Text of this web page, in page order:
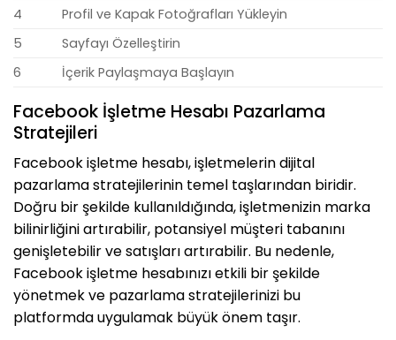
4
Profil ve Kapak Fotoğrafları Yükleyin
5
Sayfayı Özelleştirin
6
İçerik Paylaşmaya Başlayın
Facebook İşletme Hesabı Pazarlama
Stratejileri
Facebook işletme hesabı, işletmelerin dijital
pazarlama stratejilerinin temel taşlarından biridir.
Doğru bir şekilde kullanıldığında, işletmenizin marka
bilinirliğini artırabilir, potansiyel müşteri tabanını
genişletebilir ve satışları artırabilir. Bu nedenle,
Facebook işletme hesabınızı etkili bir şekilde
yönetmek ve pazarlama stratejilerinizi bu
platformda uygulamak büyük önem taşır.